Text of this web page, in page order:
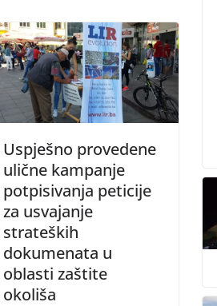
Uspješno provedene
ulične kampanje
potpisivanja peticije
za usvajanje
strateških
dokumenata u
oblasti zaštite
okoliša